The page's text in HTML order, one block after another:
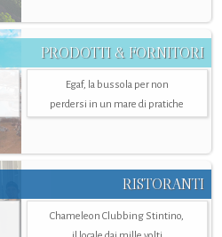
PRODOTTI & FORNITORI
Egaf, la bussola per non
perdersi in un mare di pratiche
RISTORANTI
Chameleon Clubbing Stintino,